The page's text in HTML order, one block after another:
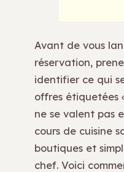
Avant de vous
réservation,
identifier ce qui
offres étiquetées
ne se valent pas
cours de cuisine
boutiques et
chef. Voici